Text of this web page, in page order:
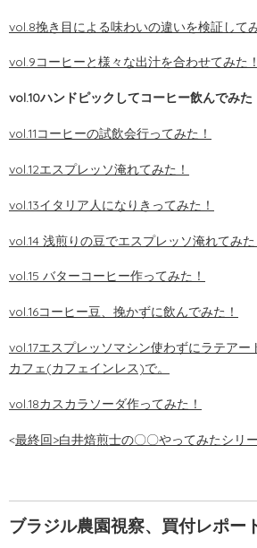
vol.8挽き目による味わいの違いを検証して
vol.9コーヒーと様々な出汁を合わせてみた！
vol.10ハンドピックしてコーヒー飲んでみた
vol.11コーヒーの試飲会行ってみた！
vol.12エスプレッソ淹れてみた！
vol.13イタリア人になりきってみた！
vol.14 浅煎りの豆でエスプレッソ淹れてみた
vol.15 バターコーヒー作ってみた！
vol.16コーヒー豆、挽かずに飲んでみた！
vol.17エスプレッソマシン使わずにラテア
カフェ(カフェインレス)で。
vol.18カスカラソーダ作ってみた！
<最終回>白井焙煎士の〇〇やってみたシリ
ブラジル農園視察、買付レポー